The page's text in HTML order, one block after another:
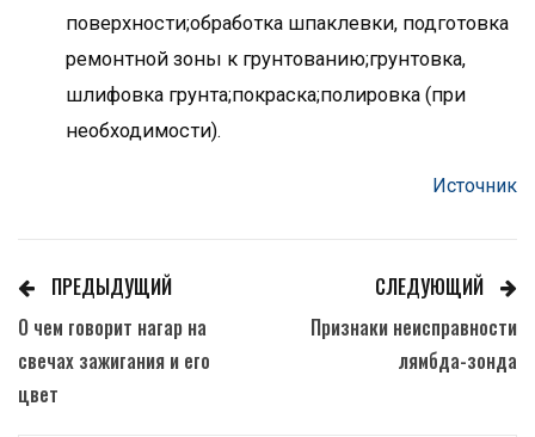
поверхности;обработка шпаклевки, подготовка
ремонтной зоны к грунтованию;грунтовка,
шлифовка грунта;покраска;полировка (при
необходимости).
Источник
ПРЕДЫДУЩИЙ
О чем говорит нагар на
свечах зажигания и его
цвет
СЛЕДУЮЩИЙ
Признаки неисправности
лямбда-зонда